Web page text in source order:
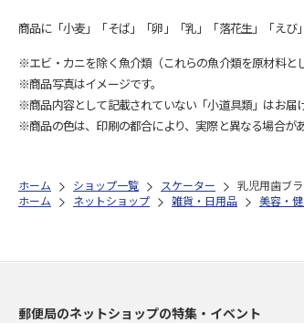
商品に「小麦」「そば」「卵」「乳」「落花生」「えび
※エビ・カニを除く魚介類（これらの魚介類を原材料と
※商品写真はイメージです。
※商品内容として記載されていない「小道具類」はお届
※商品の色は、印刷の都合により、実際と異なる場合があ
ホーム ショップ一覧 スケーター
乳児用歯ブ
ホーム
ネットショップ 雑貨・日用品 美容・
郵便局のネットショップの特集・イベント